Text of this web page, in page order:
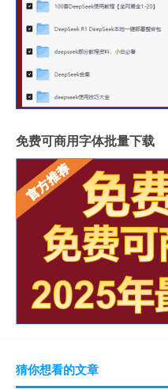
免费可商用字体批量下载
猜你想看的文章